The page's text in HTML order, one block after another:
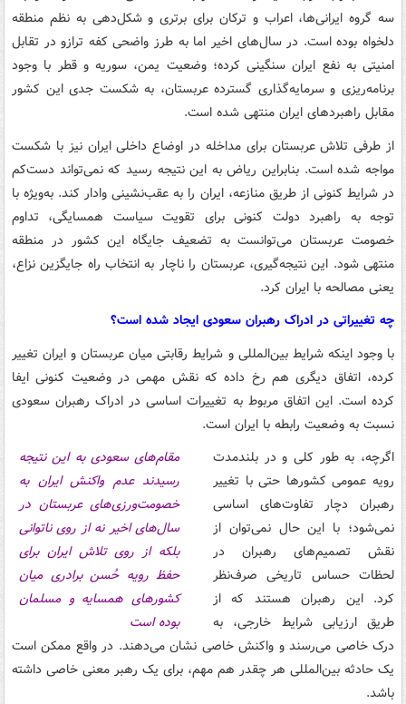
سه گروه ایرانی‌ها، اعراب و ترکان برای برتری و شکل‌دهی به نظم منطقه
دلخواه بوده است. در سال‌های اخیر اما به طرز واضحی کفه ترازو در تقابل
امنیتی به نفع ایران سنگینی کرده؛ وضعیت یمن، سوریه و قطر با وجود
برنامه‌ریزی و سرمایه‌گذاری گسترده عربستان، به شکست جدی این کشور
مقابل راهبردهای ایران منتهی شده است.
از طرفی تلاش عربستان برای مداخله در اوضاع داخلی ایران نیز با شکست
مواجه شده است. بنابراین ریاض به این نتیجه رسید که نمی‌تواند دست‌کم
در شرایط کنونی از طریق منازعه، ایران را به عقب‌نشینی وادار کند. به‌ویژه با
توجه به راهبرد دولت کنونی برای تقویت سیاست همسایگی، تداوم
خصومت عربستان می‌توانست به تضعیف جایگاه این کشور در منطقه
منتهی شود. این نتیجه‌گیری، عربستان را ناچار به انتخاب راه جایگزین نزاع،
یعنی مصالحه‌ با ایران کرد.
چه تغییراتی در ادراک رهبران سعودی ایجاد شده است؟
با وجود اینکه شرایط بین‌المللی و شرایط رقابتی میان عربستان و ایران تغییر
کرده، اتفاق دیگری هم رخ داده که نقش مهمی در وضعیت کنونی ایفا
کرده است. این اتفاق مربوط به تغییرات اساسی در ادراک رهبران سعودی
نسبت به وضعیت رابطه با ایران است.
مقام‌های سعودی به این نتیجه
رسیدند عدم واکنش ایران به
خصومت‌ورزی‌های عربستان در
سال‌های اخیر نه از روی ناتوانی
بلکه از روی تلاش ایران برای
حفظ رویه حُسن برادری میان
کشورهای همسایه و مسلمان
بوده است
اگرچه، به طور کلی و در بلندمدت
رویه عمومی کشورها حتی با تغییر
رهبران دچار تفاوت‌های اساسی
نمی‌شود؛ با این حال نمی‌توان از
نقش تصمیم‌های رهبران در
لحظات حساس تاریخی صرف‌نظر
کرد. این رهبران هستند که از
طریق ارزیابی شرایط خارجی، به
درک خاصی می‌رسند و واکنش خاصی نشان می‌دهند. در واقع ممکن است
یک حادثه بین‌المللی هر چقدر هم مهم، برای یک رهبر معنی خاصی داشته
باشد.